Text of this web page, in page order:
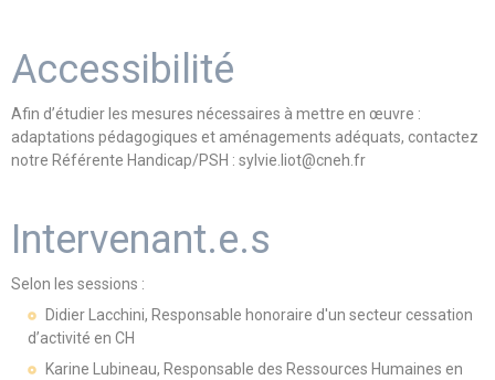
Accessibilité
Afin d’étudier les mesures nécessaires à mettre en œuvre :
adaptations pédagogiques et aménagements adéquats, contactez
notre Référente Handicap/PSH : sylvie.liot@cneh.fr
Intervenant.e.s
Selon les sessions :
Didier Lacchini, Responsable honoraire d'un secteur cessation
d’activité en CH
Karine Lubineau, Responsable des Ressources Humaines en